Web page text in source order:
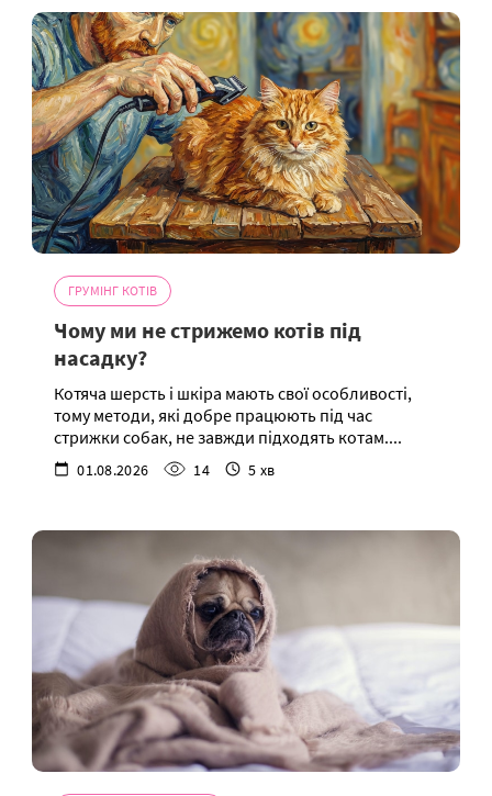
ГРУМІНГ КОТІВ
Чому ми не стрижемо котів під
насадку?
Котяча шерсть і шкіра мають свої особливості,
тому методи, які добре працюють під час
стрижки собак, не завжди підходять котам....
01.08.2026 14 5 хв